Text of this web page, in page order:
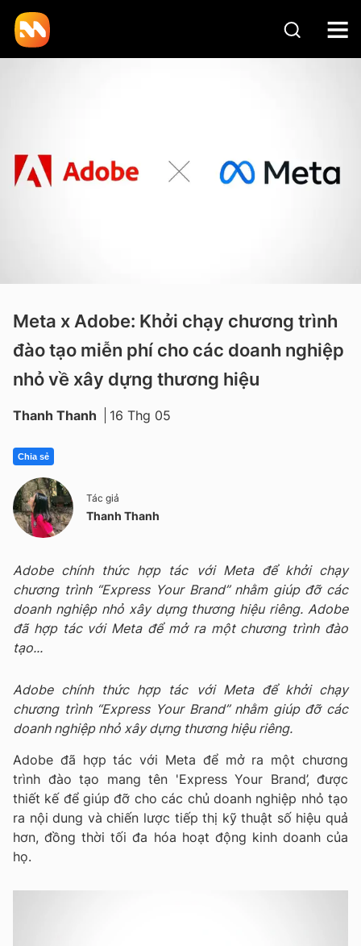
Meta x Adobe: Khởi chạy chương trình
đào tạo miễn phí cho các doanh nghiệp
nhỏ về xây dựng thương hiệu
Thanh Thanh 16 Thg 05
Chia sẻ
Tác giả
Thanh Thanh
Adobe chính thức hợp tác với Meta để khởi chạy
chương trình “Express Your Brand” nhằm giúp đỡ các
doanh nghiệp nhỏ xây dựng thương hiệu riêng. Adobe
đã hợp tác với Meta để mở ra một chương trình đào
tạo...
Adobe chính thức hợp tác với Meta để khởi chạy
chương trình “Express Your Brand” nhằm giúp đỡ các
doanh nghiệp nhỏ xây dựng thương hiệu riêng.
Adobe đã hợp tác với Meta để mở ra một chương
trình đào tạo mang tên 'Express Your Brand’, được
thiết kế để giúp đỡ cho các chủ doanh nghiệp nhỏ tạo
ra nội dung và chiến lược tiếp thị kỹ thuật số hiệu quả
hơn, đồng thời tối đa hóa hoạt động kinh doanh của
họ.